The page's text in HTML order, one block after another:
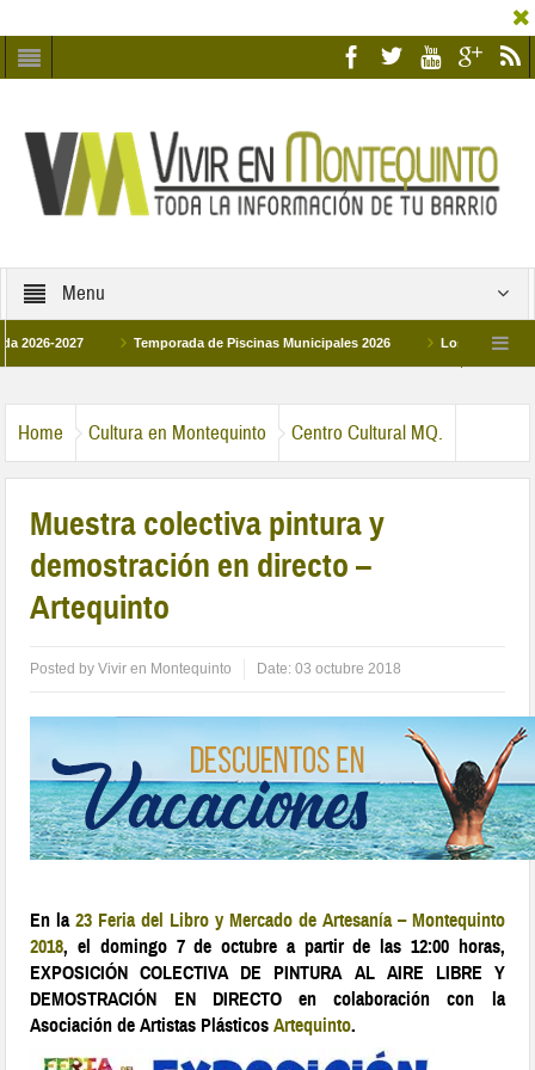
Menu
2027 Temporada de Piscinas Municipales 2026 Los Campus de
Home Cultura en Montequinto Centro Cultural MQ.
Muestra colectiva pintura y
demostración en directo –
Artequinto
Posted byVivir en Montequinto Date:03 octubre 2018
En la23 Feria del Libro y Mercado de Artesanía – Montequinto
2018, el domingo 7 de octubre a partir de las 12:00 horas,
EXPOSICIÓN COLECTIVA DE PINTURA AL AIRE LIBRE Y
DEMOSTRACIÓN EN DIRECTO en colaboración con la
Asociación de Artistas PlásticosArtequinto.